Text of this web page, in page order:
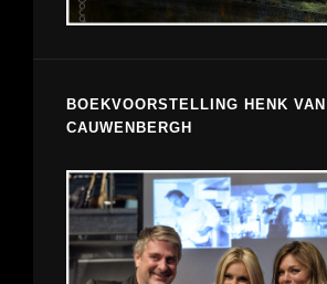
BOEKVOORSTELLING HENK VAN
CAUWENBERGH